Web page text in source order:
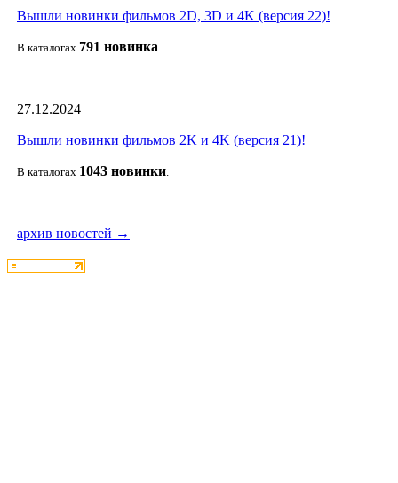
Вышли новинки фильмов 2D, 3D и 4K (версия 22)!
В каталогах 791 новинка.
27.12.2024
Вышли новинки фильмов 2K и 4K (версия 21)!
В каталогах 1043 новинки.
архив новостей →